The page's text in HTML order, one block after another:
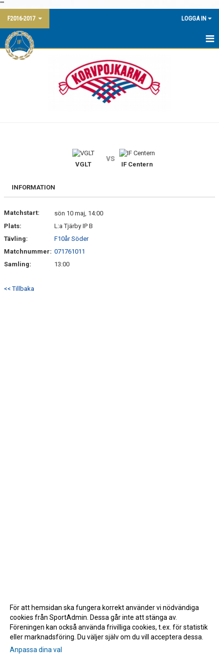
""
F2016-2017
LOGGA IN
HEM
DOKUMENT
VGLT
vs
IF Centern
INFORMATION
Matchstart:
sön 10 maj, 14:00
Plats:
L:a Tjärby IP B
Tävling:
F10år Söder
Matchnummer: 071761011
Samling:
13:00
<< Tillbaka
För att hemsidan ska fungera korrekt använder vi nödvändiga
cookies från SportAdmin. Dessa går inte att stänga av.
Föreningen kan också använda frivilliga cookies, t.ex. för statistik
eller marknadsföring. Du väljer själv om du vill acceptera dessa.
Anpassa dina val